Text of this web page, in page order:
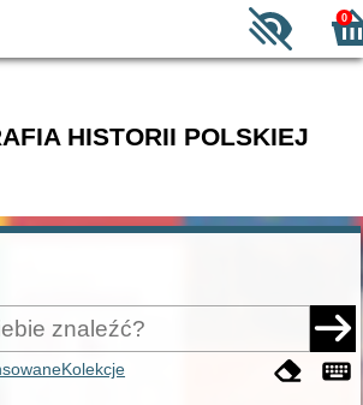
0
HISTORII POLSKIEJ
Kolekcje